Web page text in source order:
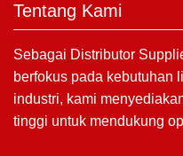
Tentang Kami
Sebagai Distributor
berfokus pada kebutuhan
industri, kami
tinggi untuk mendukung